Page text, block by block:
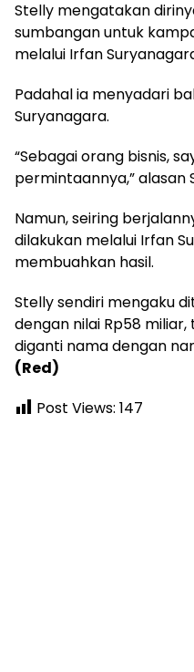
Stelly mengatakan
sumbangan untuk
melalui Irfan
Padahal ia menyadari
Suryanagara.
“Sebagai orang bisnis,
permintaannya,” alasan
Namun, seiring
dilakukan melalui Irfan
membuahkan hasil.
Stelly sendiri mengaku
dengan nilai Rp58
diganti nama dengan
(Red)
Post Views: 147